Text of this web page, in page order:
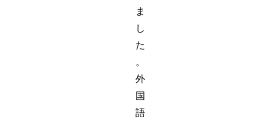
ま
し
た
。
外
国
語